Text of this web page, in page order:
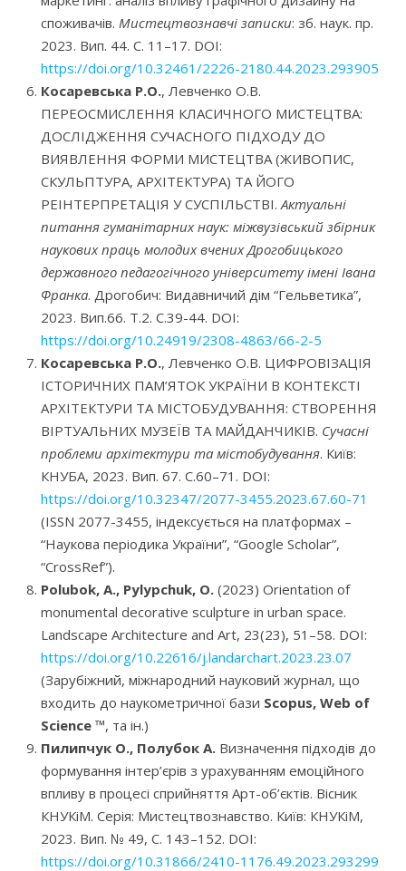
споживачів. Мистецтвознавчі записки: зб. наук. пр.
2023. Вип. 44. С. 11–17. DOI:
https://doi.org/10.32461/2226-2180.44.2023.293905
Косаревська Р.О., Левченко О.В.
ПЕРЕОСМИСЛЕННЯ КЛАСИЧНОГО МИСТЕЦТВА:
ДОСЛІДЖЕННЯ СУЧАСНОГО ПІДХОДУ ДО
ВИЯВЛЕННЯ ФОРМИ МИСТЕЦТВА (ЖИВОПИС,
СКУЛЬПТУРА, АРХІТЕКТУРА) ТА ЙОГО
РЕІНТЕРПРЕТАЦІЯ У СУСПІЛЬСТВІ. Актуальні
питання гуманітарних наук: міжвузівський збірник
наукових праць молодих вчених Дрогобицького
державного педагогічного університету імені Івана
Франка. Дрогобич: Видавничий дім “Гельветика”,
2023. Вип.66. Т.2. С.39-44. DOI:
https://doi.org/10.24919/2308-4863/66-2-5
Косаревська Р.О., Левченко О.В. ЦИФРОВІЗАЦІЯ
ІСТОРИЧНИХ ПАМ’ЯТОК УКРАЇНИ В КОНТЕКСТІ
АРХІТЕКТУРИ ТА МІСТОБУДУВАННЯ: СТВОРЕННЯ
ВІРТУАЛЬНИХ МУЗЕЇВ ТА МАЙДАНЧИКІВ. Сучасні
проблеми архітектури та містобудування. Київ:
КНУБА, 2023. Вип. 67. С.60–71. DOI:
https://doi.org/10.32347/2077-3455.2023.67.60-71
(ISSN 2077-3455, індексується на платформах –
“Наукова періодика України”, “Google Scholar”,
“CrossRef”).
Polubok, A., Pylypchuk, O. (2023) Orientation of
monumental decorative sculpture in urban space.
Landscape Architecture and Art, 23(23), 51–58. DOI:
https://doi.org/10.22616/j.landarchart.2023.23.07
(Зарубіжний, міжнародний науковий журнал, що
входить до наукометричної бази Scopus, Web of
Science ™, та ін.)
Пилипчук О., Полубок А. Визначення підходів до
формування інтер’єрів з урахуванням емоційного
впливу в процесі сприйняття Арт-об’єктів. Вісник
КНУКіМ. Серія: Мистецтвознавство. Київ: КНУКіМ,
2023. Вип. № 49, С. 143–152. DOI:
https://doi.org/10.31866/2410-1176.49.2023.293299